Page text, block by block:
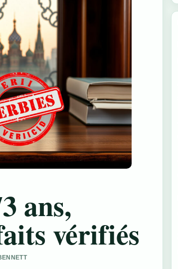
ans,
vérifiés